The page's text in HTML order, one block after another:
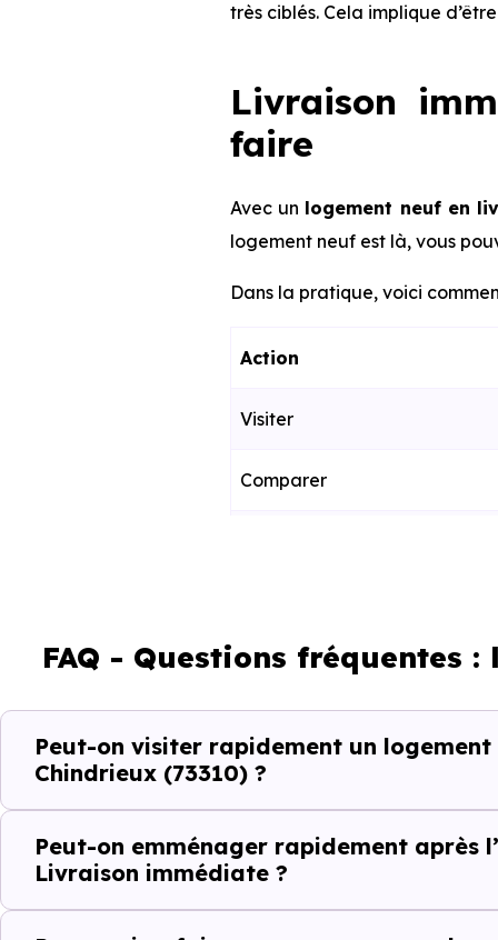
très ciblés. Cela implique
Livraison
faire
Avec un logement neuf en
logement neuf est là, vous
Dans la pratique, voici
Action
Visiter
Comparer
Emménager
Ce fonctionnement est
toute projection théorique.
Éviter les
Dans un projet rapide,
FAQ - Questions fréquentes
Peut-on visiter rapidement un
Chindrieux (73310) ?
Peut-on emménager rapidement après
Livraison immédiate ?